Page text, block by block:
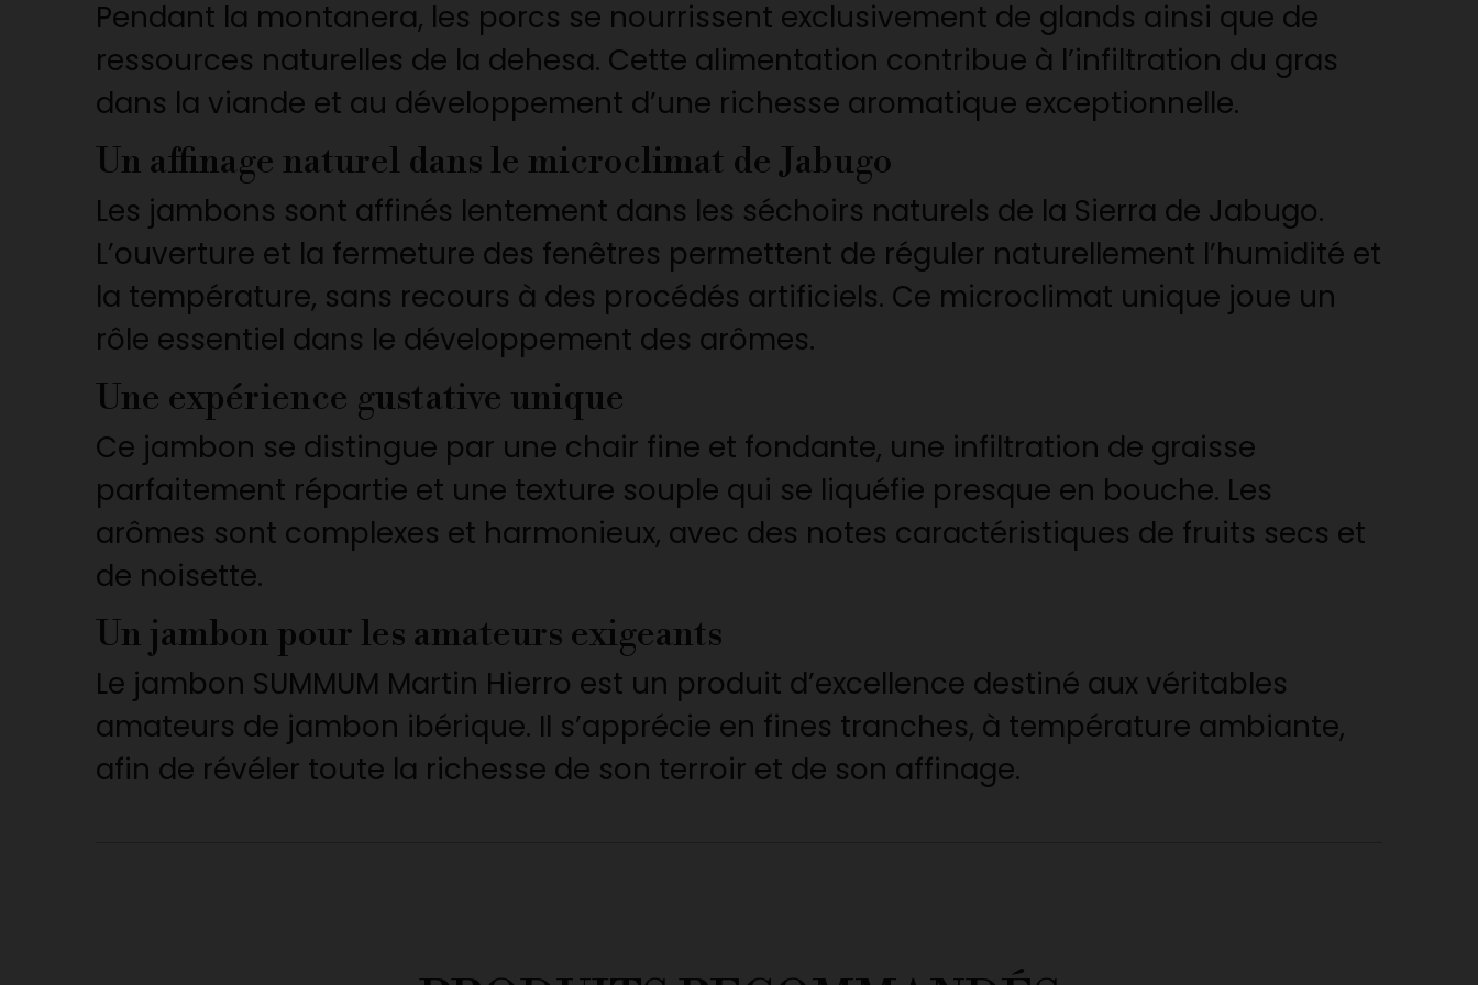
Pendant la montanera, les porcs se nourrissent exclusivement de glands ainsi que de
ressources naturelles de la dehesa. Cette alimentation contribue à l’infiltration du gras
dans la viande et au développement d’une richesse aromatique exceptionnelle.
Un affinage naturel dans le microclimat de Jabugo
Les jambons sont affinés lentement dans les séchoirs naturels de la Sierra de Jabugo.
L’ouverture et la fermeture des fenêtres permettent de réguler naturellement l’humidité et
la température, sans recours à des procédés artificiels. Ce microclimat unique joue un
rôle essentiel dans le développement des arômes.
Une expérience gustative unique
Ce jambon se distingue par une chair fine et fondante, une infiltration de graisse
parfaitement répartie et une texture souple qui se liquéfie presque en bouche. Les
arômes sont complexes et harmonieux, avec des notes caractéristiques de fruits secs et
de noisette.
Un jambon pour les amateurs exigeants
Le jambon SUMMUM Martin Hierro est un produit d’excellence destiné aux véritables
amateurs de jambon ibérique. Il s’apprécie en fines tranches, à température ambiante,
afin de révéler toute la richesse de son terroir et de son affinage.